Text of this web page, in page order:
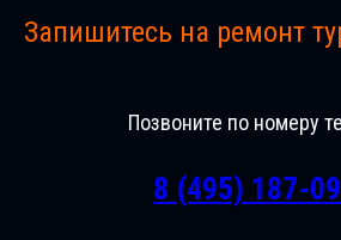
Запишитесь на ремонт
Позвоните по номеру
8 (495) 187-